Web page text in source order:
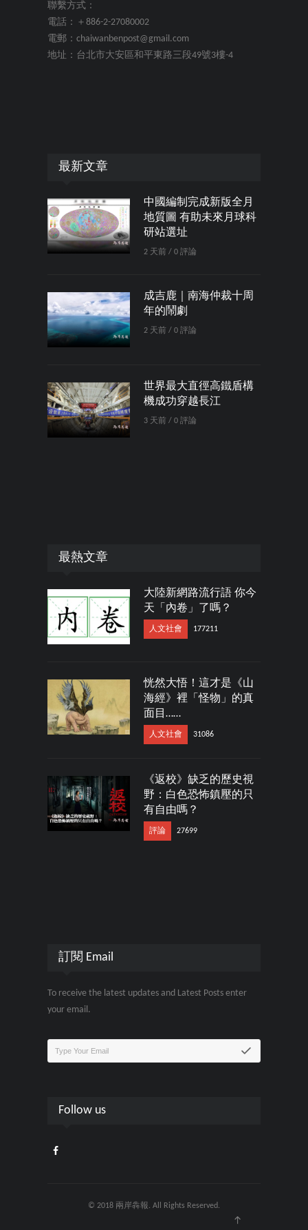
聯繫方式：
電話：＋886-2-27080002
電郵：chaiwanbenpost@gmail.com
地址：台北市大安區和平東路三段49號3樓-4
最新文章
中國編制完成新版全月
地質圖 有助未來月球科
研站選址
2 天前 / 0 評論
成吉鹿｜南海仲裁十周
年的鬧劇
2 天前 / 0 評論
世界最大直徑高鐵盾構
機成功穿越長江
3 天前 / 0 評論
最熱文章
大陸新網路流行語 你今
天「內卷」了嗎？
人文社會 177211
恍然大悟！這才是《山
海經》裡「怪物」的真
面目……
人文社會 31086
《返校》缺乏的歷史視
野：白色恐怖鎮壓的只
有自由嗎？
評論 27699
訂閱 Email
To receive the latest updates and Latest Posts enter
your email.
Follow us
© 2018 兩岸犇報. All Rights Reserved.